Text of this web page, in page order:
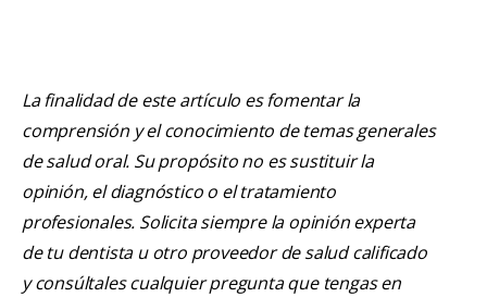
La finalidad de este artículo es fomentar la
comprensión y el conocimiento de temas generales
de salud oral. Su propósito no es sustituir la
opinión, el diagnóstico o el tratamiento
profesionales. Solicita siempre la opinión experta
de tu dentista u otro proveedor de salud calificado
y consúltales cualquier pregunta que tengas en